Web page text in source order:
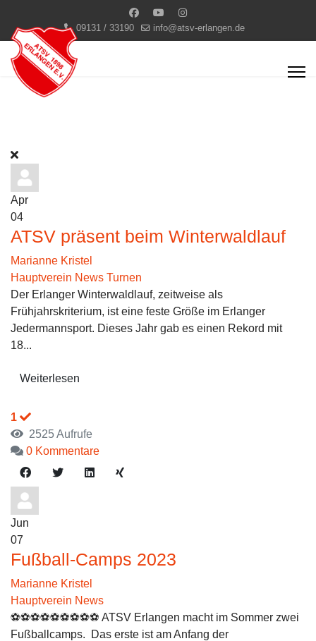
09131 / 33190 info@atsv-erlangen.de
Apr
04
ATSV präsent beim Winterwaldlauf
Marianne Kristel
Hauptverein News Turnen
Der Erlanger Winterwaldlauf, zeitweise als
Frühjahrskriterium, ist eine feste Größe im Erlanger
Jedermannsport. Dieses Jahr gab es einen Rekord mit
18...
Weiterlesen
1
2525 Aufrufe
0 Kommentare
Jun
07
Fußball-Camps 2023
Marianne Kristel
Hauptverein News
⚽️⚽️⚽️⚽️⚽️⚽️⚽️⚽️⚽️ ATSV Erlangen macht im Sommer zwei
Fußballcamps. Das erste ist am Anfang der